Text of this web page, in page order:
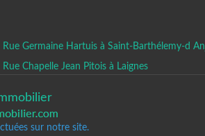
Rue Germaine Hartuis à Saint-Barthélemy-d
Rue Chapelle Jean Pitois à Laignes
sur notre site.